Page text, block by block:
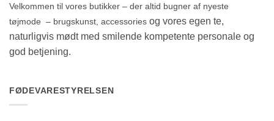
Velkommen til vores butikker – der altid bugner af nyeste
tøjmode – brugskunst, accessories og vores egen te,
naturligvis mødt med smilende kompetente personale og
god betjening.
FØDEVARESTYRELSEN